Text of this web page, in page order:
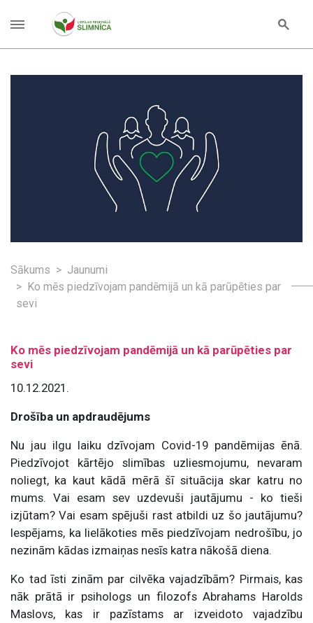
Sākums
Jaunumi
Ko mēs piedzīvojam pandēmijā un kā parūpēties par
sevi
Ko mēs piedzīvojam pandēmijā un kā parūpēties par
sevi
10.12.2021.
Drošība un apdraudējums
Nu jau ilgu laiku dzīvojam Covid-19 pandēmijas ēnā.
Piedzīvojot kārtējo slimības uzliesmojumu, nevaram
noliegt, ka kaut kādā mērā šī situācija skar katru no
mums. Vai esam sev uzdevuši jautājumu - ko tieši
izjūtam? Vai esam spējuši rast atbildi uz šo jautājumu?
Iespējams, ka lielākoties mēs piedzīvojam nedrošību, jo
nezinām kādas izmaiņas nesīs katra nākošā diena.
Ko tad īsti zinām par cilvēka vajadzībām? Pirmais, kas
nāk prātā ir psihologs un filozofs Abrahams Harolds
Maslovs, kas ir pazīstams ar izveidoto vajadzību